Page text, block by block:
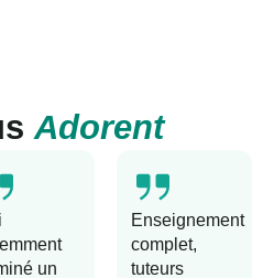
Adorent
un
Enseignement
complet,
tuteurs